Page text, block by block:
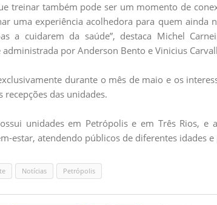
treinar também pode ser um momento de
uma experiência acolhedora para quem ainda
a cuidarem da saúde”, destaca Michel
por Anderson Bento e Vinicius
durante o mês de maio e os
recepções das unidades.
unidades em Petrópolis e em Três Rios, e
estar, atendendo públicos de diferentes idades e
Notícias Petrópolis